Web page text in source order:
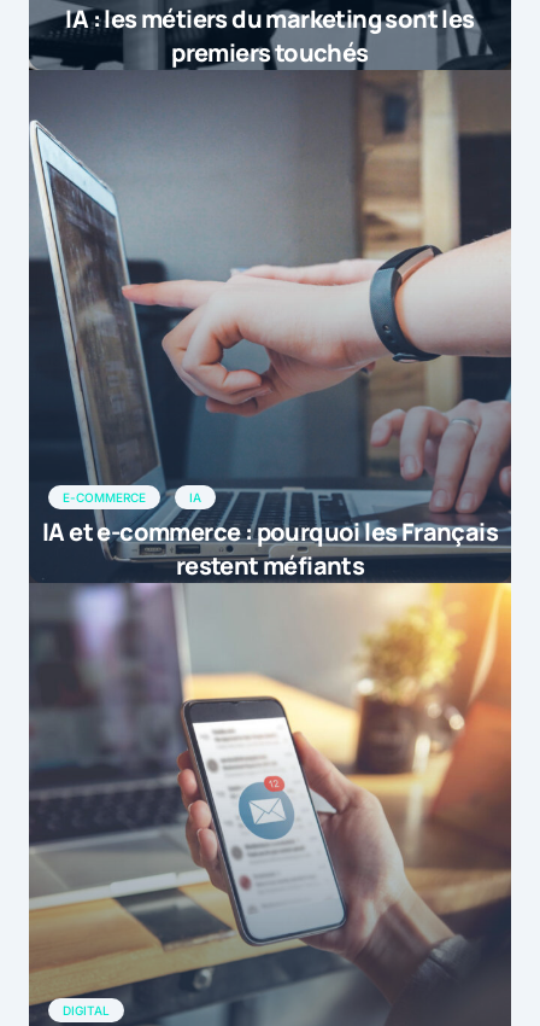
IA : les métiers du marketing sont les
premiers touchés
E-COMMERCE IA
IA et e-commerce : pourquoi les Français
restent méfiants
DIGITAL